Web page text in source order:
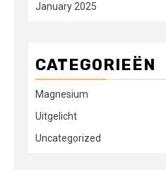
January 2025
CATEGORIEËN
Magnesium
Uitgelicht
Uncategorized